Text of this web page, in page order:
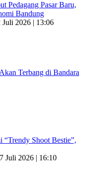
Pedagang Pasar Baru,
Bandung
Juli 2026 | 13:06
Terbang di Bandara
“Trendy Shoot Bestie”,
Juli 2026 | 16:10